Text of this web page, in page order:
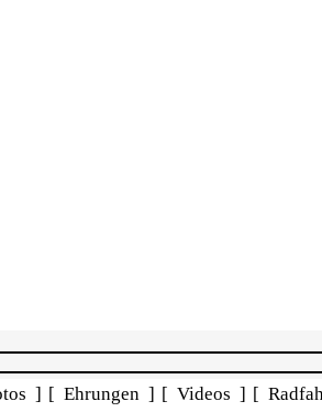
] [ Ehrungen ] [ Videos ] [